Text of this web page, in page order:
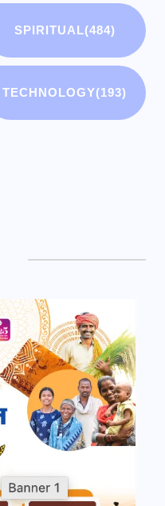
SPIRITUAL(484)
TECHNOLOGY(193)